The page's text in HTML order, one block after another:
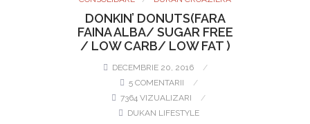
DONKIN’ DONUTS(FARA
FAINA ALBA/ SUGAR FREE
/ LOW CARB/ LOW FAT )
DECEMBRIE 20, 2016
5 COMENTARII
7364 VIZUALIZARI
DUKAN LIFESTYLE